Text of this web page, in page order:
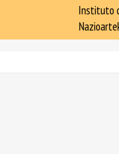
Instituto